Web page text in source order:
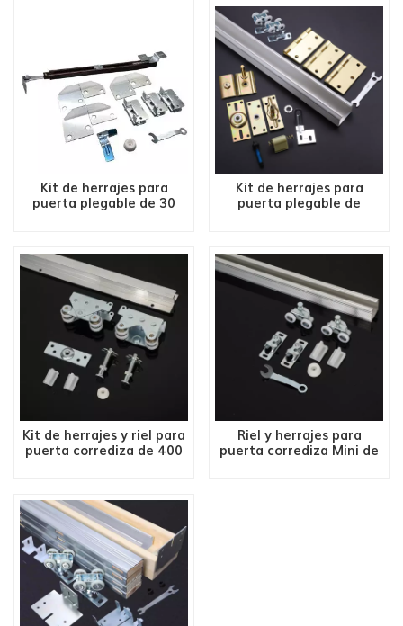
Kit de herrajes para
puerta plegable de 30
Kit de herrajes para
puerta plegable de
Kit de herrajes y riel para
puerta corrediza de 400
Riel y herrajes para
puerta corrediza Mini de